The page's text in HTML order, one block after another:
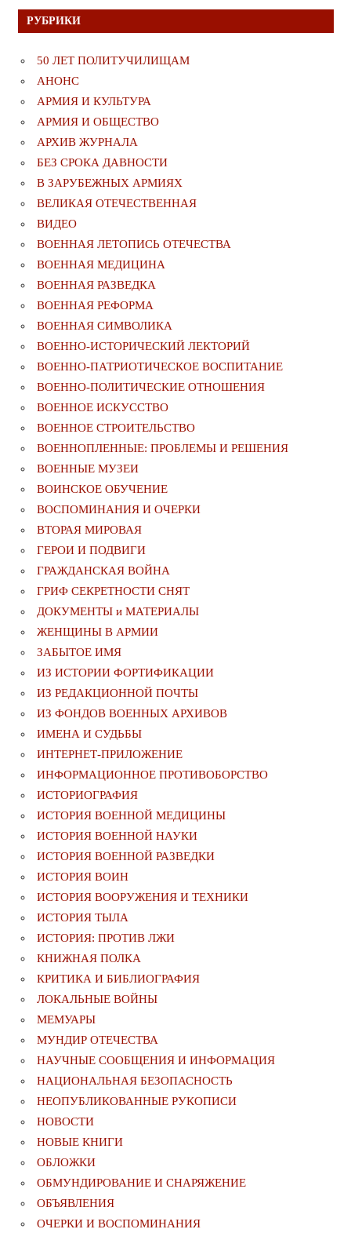
РУБРИКИ
50 ЛЕТ ПОЛИТУЧИЛИЩАМ
АНОНС
АРМИЯ И КУЛЬТУРА
АРМИЯ И ОБЩЕСТВО
АРХИВ ЖУРНАЛА
БЕЗ СРОКА ДАВНОСТИ
В ЗАРУБЕЖНЫХ АРМИЯХ
ВЕЛИКАЯ ОТЕЧЕСТВЕННАЯ
ВИДЕО
ВОЕННАЯ ЛЕТОПИСЬ ОТЕЧЕСТВА
ВОЕННАЯ МЕДИЦИНА
ВОЕННАЯ РАЗВЕДКА
ВОЕННАЯ РЕФОРМА
ВОЕННАЯ СИМВОЛИКА
ВОЕННО-ИСТОРИЧЕСКИЙ ЛЕКТОРИЙ
ВОЕННО-ПАТРИОТИЧЕСКОЕ ВОСПИТАНИЕ
ВОЕННО-ПОЛИТИЧЕСКИE ОТНОШЕНИЯ
ВОЕННОЕ ИСКУССТВО
ВОЕННОЕ СТРОИТЕЛЬСТВО
ВОЕННОПЛЕННЫЕ: ПРОБЛЕМЫ И РЕШЕНИЯ
ВОЕННЫЕ МУЗЕИ
ВОИНСКОЕ ОБУЧЕНИЕ
ВОСПОМИНАНИЯ И ОЧЕРКИ
ВТОРАЯ МИРОВАЯ
ГЕРОИ И ПОДВИГИ
ГРАЖДАНСКАЯ ВОЙНА
ГРИФ СЕКРЕТНОСТИ СНЯТ
ДОКУМЕНТЫ и МАТЕРИАЛЫ
ЖЕНЩИНЫ В АРМИИ
ЗАБЫТОЕ ИМЯ
ИЗ ИСТОРИИ ФОРТИФИКАЦИИ
ИЗ РЕДАКЦИОННОЙ ПОЧТЫ
ИЗ ФОНДОВ ВОЕННЫХ АРХИВОВ
ИМЕНА И СУДЬБЫ
ИНТЕРНЕТ-ПРИЛОЖЕНИЕ
ИНФОРМАЦИОННОЕ ПРОТИВОБОРСТВО
ИСТОРИОГРАФИЯ
ИСТОРИЯ ВОЕННОЙ МЕДИЦИНЫ
ИСТОРИЯ ВОЕННОЙ НАУКИ
ИСТОРИЯ ВОЕННОЙ РАЗВЕДКИ
ИСТОРИЯ ВОИН
ИСТОРИЯ ВООРУЖЕНИЯ И ТЕХНИКИ
ИСТОРИЯ ТЫЛА
ИСТОРИЯ: ПРОТИВ ЛЖИ
КНИЖНАЯ ПОЛКА
КРИТИКА И БИБЛИОГРАФИЯ
ЛОКАЛЬНЫЕ ВОЙНЫ
МЕМУАРЫ
МУНДИР ОТЕЧЕСТВА
НАУЧНЫЕ СООБЩЕНИЯ И ИНФОРМАЦИЯ
НАЦИОНАЛЬНАЯ БЕЗОПАСНОСТЬ
НЕОПУБЛИКОВАННЫЕ РУКОПИСИ
НОВОСТИ
НОВЫЕ КНИГИ
ОБЛОЖКИ
ОБМУНДИРОВАНИЕ И СНАРЯЖЕНИЕ
ОБЪЯВЛЕНИЯ
ОЧЕРКИ И ВОСПОМИНАНИЯ